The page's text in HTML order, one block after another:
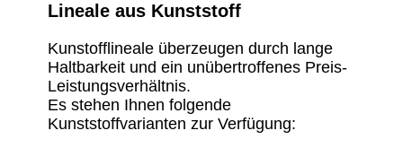
Lineale aus Kunststoff
Kunstofflineale überzeugen durch lange
Haltbarkeit und ein unübertroffenes Preis-
Leistungsverhältnis.
Es stehen Ihnen folgende
Kunststoffvarianten zur Verfügung: